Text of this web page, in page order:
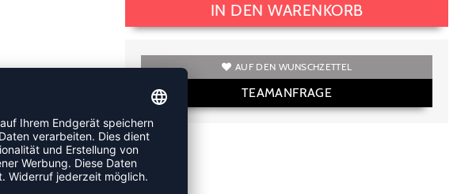
IN DEN WARENKORB
AUF DEN WUNSCHZETTEL
TEAMANFRAGE